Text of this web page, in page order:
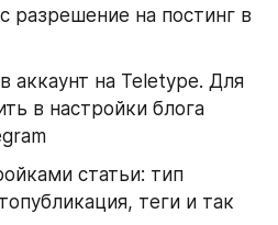
разрешение на постинг в
аккаунт на Teletype. Для
в настройки блога
статьи: тип
теги и так